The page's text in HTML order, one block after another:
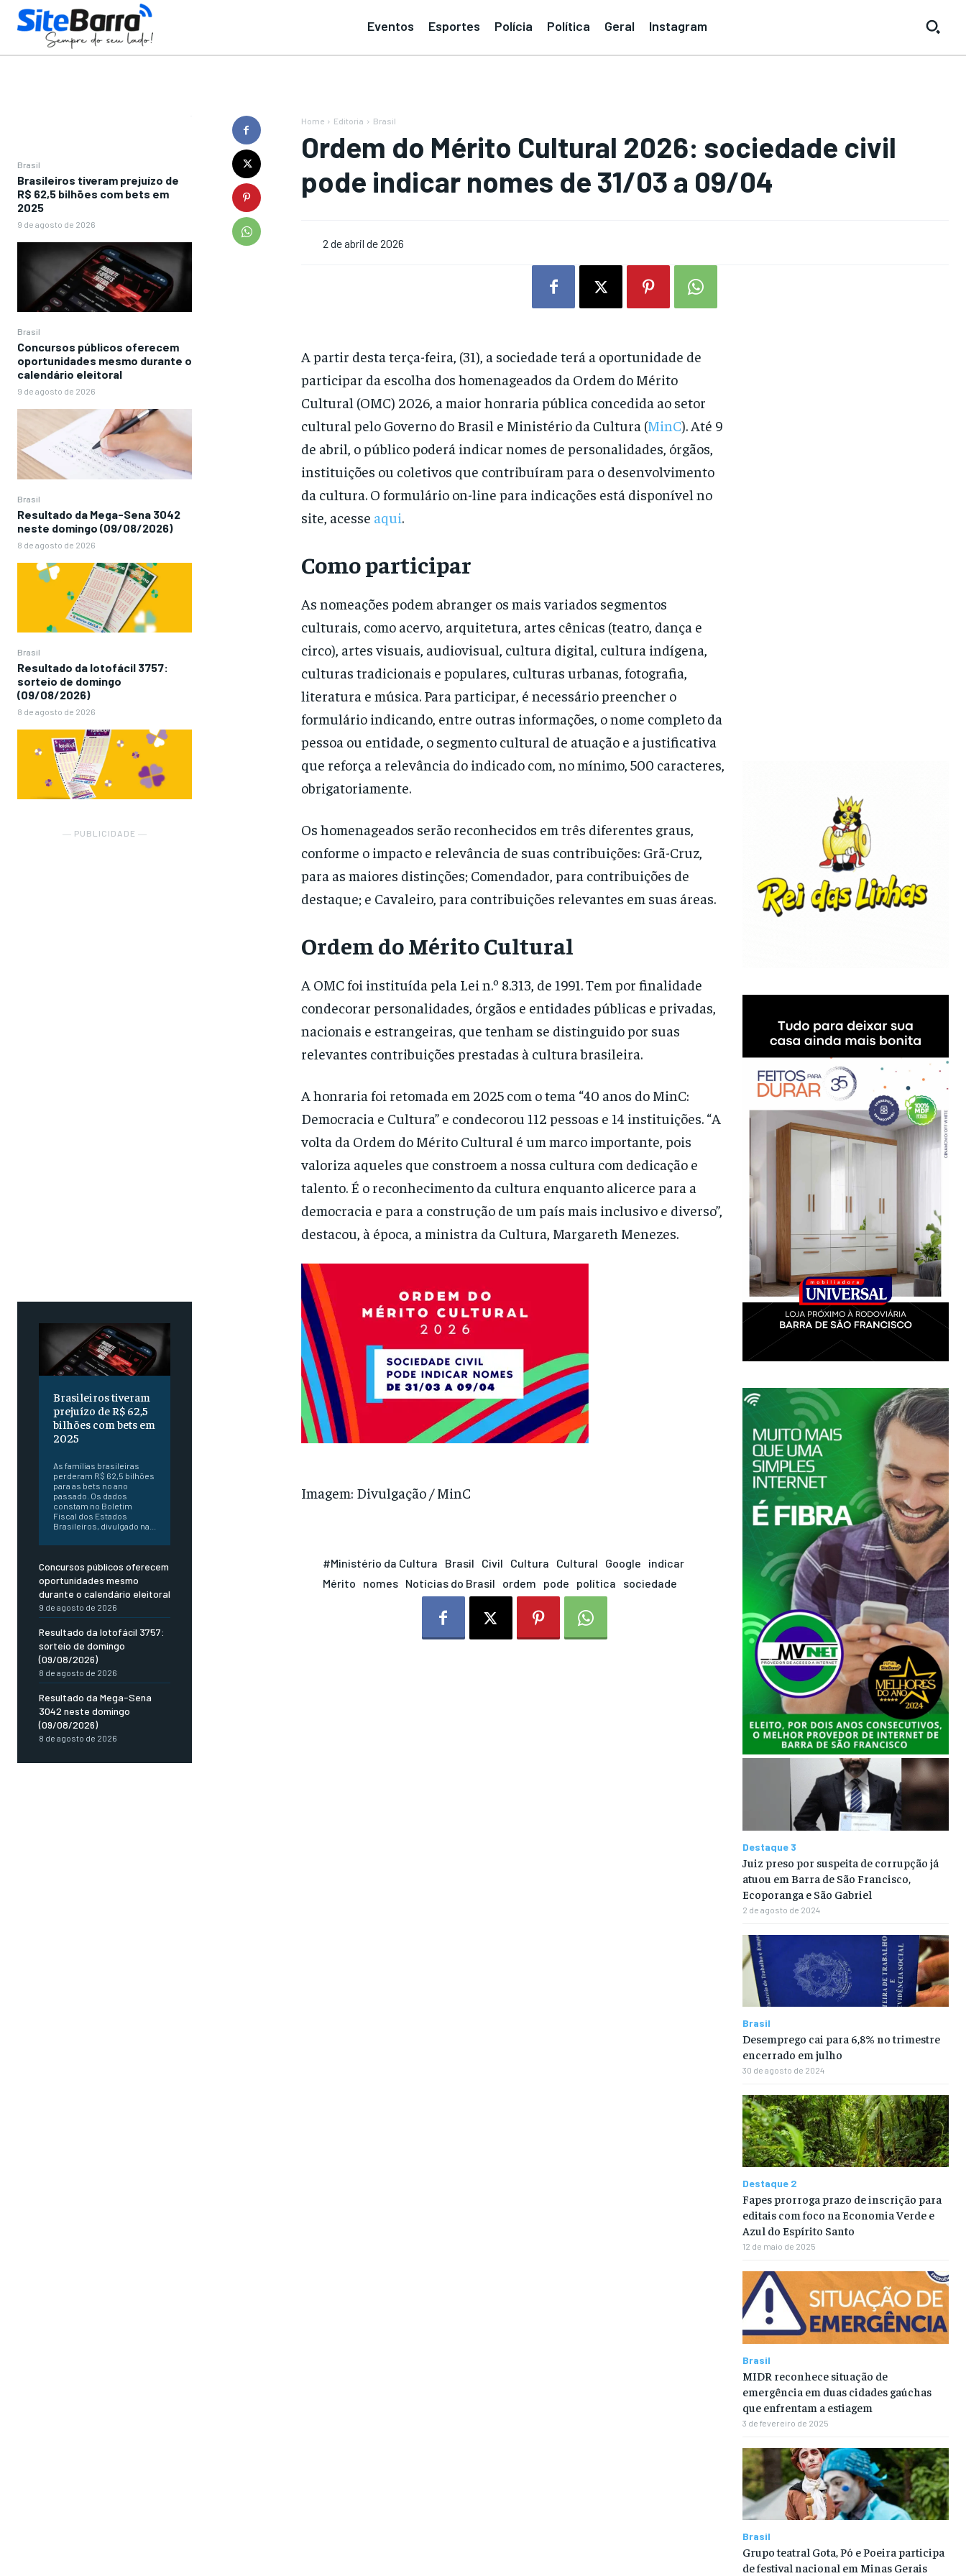
Eventos Esportes Polícia Política Geral Instagram
Brasil
Brasileiros tiveram prejuízo de
R$ 62,5 bilhões com bets em
2025
9 de agosto de 2026
Brasil
Concursos públicos oferecem
oportunidades mesmo durante o
calendário eleitoral
9 de agosto de 2026
Brasil
Resultado da Mega-Sena 3042
neste domingo (09/08/2026)
8 de agosto de 2026
Brasil
Resultado da lotofácil 3757:
sorteio de domingo
(09/08/2026)
8 de agosto de 2026
― PUBLICIDADE ―
Brasileiros tiveram
prejuízo de R$ 62,5
bilhões com bets em
2025
As famílias brasileiras
perderam R$ 62,5 bilhões
para as bets no ano
passado. Os dados
constam no Boletim
Fiscal dos Estados
Brasileiros, divulgado na...
Concursos públicos oferecem
oportunidades mesmo
durante o calendário eleitoral
9 de agosto de 2026
Resultado da lotofácil 3757:
sorteio de domingo
(09/08/2026)
8 de agosto de 2026
Resultado da Mega-Sena
3042 neste domingo
(09/08/2026)
8 de agosto de 2026
Home Editoria Brasil
Ordem do Mérito Cultural 2026: sociedade civil
pode indicar nomes de 31/03 a 09/04
2 de abril de 2026
A partir desta terça-feira, (31), a sociedade terá a oportunidade de
participar da escolha dos homenageados da Ordem do Mérito
Cultural (OMC) 2026, a maior honraria pública concedida ao setor
cultural pelo Governo do Brasil e Ministério da Cultura (MinC). Até 9
de abril, o público poderá indicar nomes de personalidades, órgãos,
instituições ou coletivos que contribuíram para o desenvolvimento
da cultura. O formulário on-line para indicações está disponível no
site, acesse aqui.
Como participar
As nomeações podem abranger os mais variados segmentos
culturais, como acervo, arquitetura, artes cênicas (teatro, dança e
circo), artes visuais, audiovisual, cultura digital, cultura indígena,
culturas tradicionais e populares, culturas urbanas, fotografia,
literatura e música. Para participar, é necessário preencher o
formulário indicando, entre outras informações, o nome completo da
pessoa ou entidade, o segmento cultural de atuação e a justificativa
que reforça a relevância do indicado com, no mínimo, 500 caracteres,
obrigatoriamente.
Os homenageados serão reconhecidos em três diferentes graus,
conforme o impacto e relevância de suas contribuições: Grã-Cruz,
para as maiores distinções; Comendador, para contribuições de
destaque; e Cavaleiro, para contribuições relevantes em suas áreas.
Ordem do Mérito Cultural
A OMC foi instituída pela Lei n.º 8.313, de 1991. Tem por finalidade
condecorar personalidades, órgãos e entidades públicas e privadas,
nacionais e estrangeiras, que tenham se distinguido por suas
relevantes contribuições prestadas à cultura brasileira.
A honraria foi retomada em 2025 com o tema “40 anos do MinC:
Democracia e Cultura” e condecorou 112 pessoas e 14 instituições. “A
volta da Ordem do Mérito Cultural é um marco importante, pois
valoriza aqueles que constroem a nossa cultura com dedicação e
talento. É o reconhecimento da cultura enquanto alicerce para a
democracia e para a construção de um país mais inclusivo e diverso”,
destacou, à época, a ministra da Cultura, Margareth Menezes.
Imagem: Divulgação / MinC
#Ministério da Cultura Brasil Civil Cultura Cultural Google
indicar
Mérito
nomes Notícias do Brasil ordem pode política sociedade
Destaque 3
Juiz preso por suspeita de corrupção já
atuou em Barra de São Francisco,
Ecoporanga e São Gabriel
2 de agosto de 2024
Brasil
Desemprego cai para 6,8% no trimestre
encerrado em julho
30 de agosto de 2024
Destaque 2
Fapes prorroga prazo de inscrição para
editais com foco na Economia Verde e
Azul do Espírito Santo
12 de maio de 2025
Brasil
MIDR reconhece situação de
emergência em duas cidades gaúchas
que enfrentam a estiagem
3 de fevereiro de 2025
Brasil
Grupo teatral Gota, Pó e Poeira participa
de festival nacional em Minas Gerais